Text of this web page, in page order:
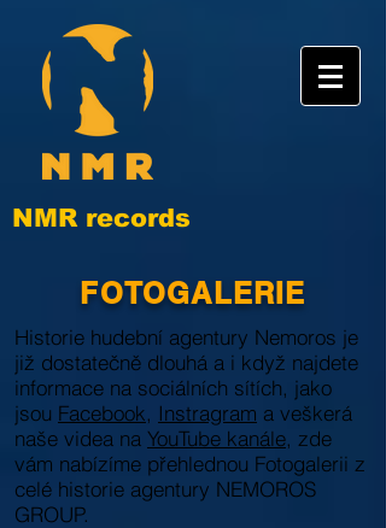
NMR records
FOTOGALERIE
Historie hudební agentury Nemoros je
již dostatečně dlouhá a i když najdete
informace na sociálních sítích, jako
jsou Facebook, Instragram a veškerá
naše videa na YouTube kanále, zde
vám nabízíme přehlednou Fotogalerii z
celé historie agentury NEMOROS
GROUP.